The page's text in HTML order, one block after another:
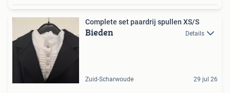
Complete set paardrij spullen XS/S
Bieden Details
Zuid-Scharwoude 29 jul 26